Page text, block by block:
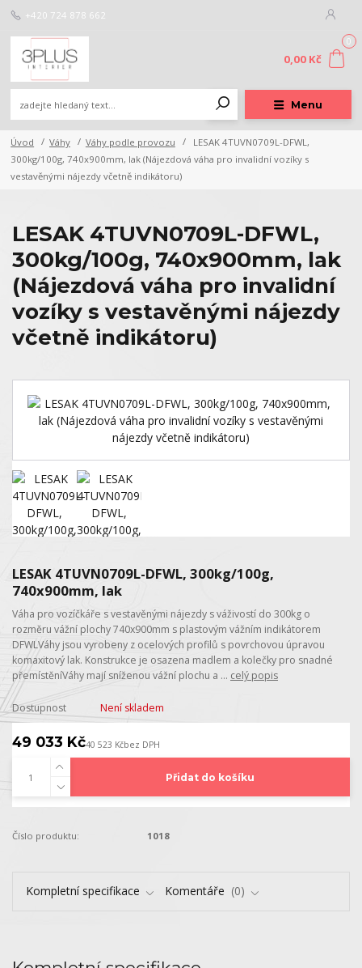
Menu
+420 724 878 662
0
0,00 Kč
Úvod Váhy Váhy podle provozu
LESAK 4TUVN0709L-DFWL,
300kg/100g, 740x900mm, lak (Nájezdová váha pro invalidní vozíky s
vestavěnými nájezdy včetně indikátoru)
LESAK 4TUVN0709L-DFWL,
300kg/100g, 740x900mm, lak
(Nájezdová váha pro invalidní
vozíky s vestavěnými nájezdy
včetně indikátoru)
LESAK 4TUVN0709L-DFWL, 300kg/100g,
740x900mm, lak
Váha pro vozíčkáře s vestavěnými nájezdy s váživostí do 300kg o
rozměru vážní plochy 740x900mm s plastovým vážním indikátorem
DFWLVáhy jsou vyrobeny z ocelových profilů s povrchovou úpravou
komaxitový lak. Konstrukce je osazena madlem a kolečky pro snadné
přemístěníVáhy mají sníženou vážní plochu a ... celý popis
Dostupnost Není skladem
49 033 Kč40 523 Kčbez DPH
Přidat do košíku
Číslo produktu: 1018
Kompletní specifikace Komentáře 0